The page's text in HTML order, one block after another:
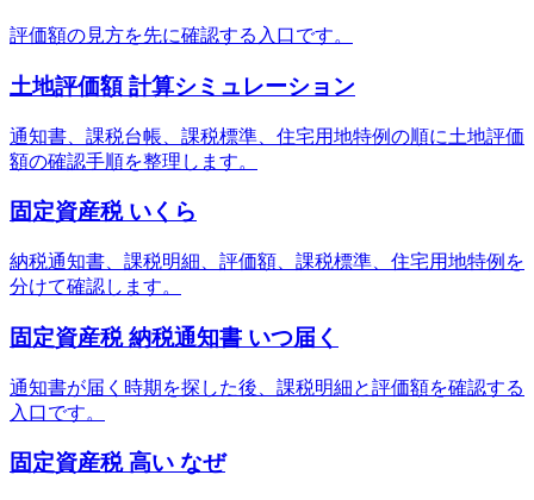
評価額の見方を先に確認する入口です。
土地評価額 計算シミュレーション
通知書、課税台帳、課税標準、住宅用地特例の順に土地評価
額の確認手順を整理します。
固定資産税 いくら
納税通知書、課税明細、評価額、課税標準、住宅用地特例を
分けて確認します。
固定資産税 納税通知書 いつ届く
通知書が届く時期を探した後、課税明細と評価額を確認する
入口です。
固定資産税 高い なぜ